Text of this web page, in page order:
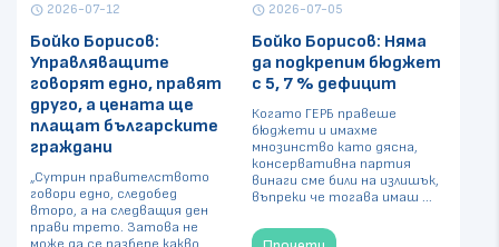
schedule 2026-07-12
Бойко Борисов:
Управляващите
говорят едно, правят
друго, а цената ще
плащат българските
граждани
„Сутрин правителството
говори едно, следобед
второ, а на следващия ден
прави трето. Затова не
schedule 2026-07-05
Бойко Борисов: Няма
да подкрепим бюджет
с 5, 7 % дефицит
Когато ГЕРБ правеше
бюджети и имахме
мнозинство като дясна,
консервативна партия
винаги сме били на излишък,
въпреки че тогава имаш ...